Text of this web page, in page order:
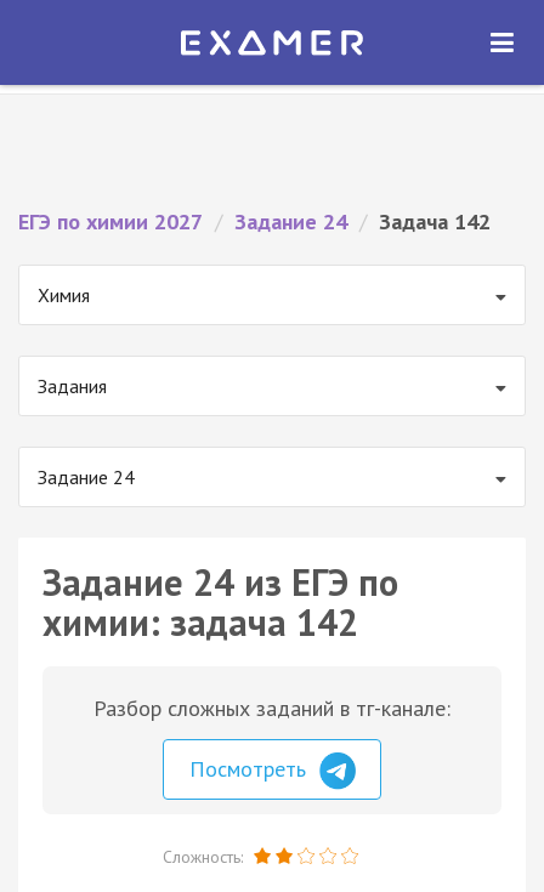
Экзамер — ЕГЭ 2027
ОТКРЫТЬ
ЕГЭ по химии 2027 / Задание 24 / Задача 142
Химия
Задания
Задание 24
Задание 24 из ЕГЭ по
химии: задача 142
Разбор сложных заданий в тг-канале:
Посмотреть
Сложность: